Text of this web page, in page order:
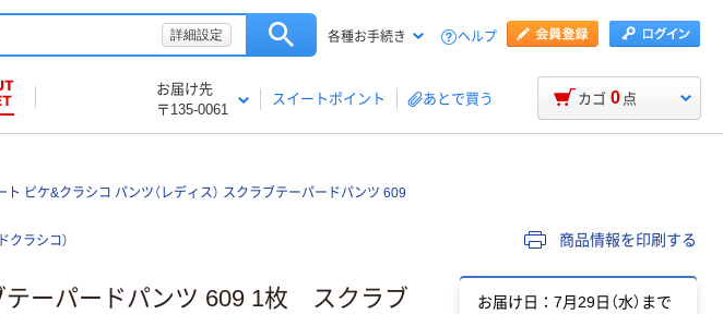
詳細設定 各種お手続き ヘルプ
お届け先
〒135-0061
スイートポイント あとで買う カゴ 0 点
ト ピケ&クラシコ パンツ（レディス） スクラブテーパードパンツ 609
クラシコ） 商品情報を印刷する
テーパードパンツ 609 1枚 スクラブ
お届け日：7月29日（水）まで